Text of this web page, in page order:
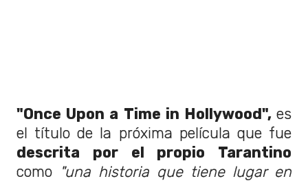
"Once Upon a Time in Hollywood", es
el título de la próxima película que fue
descrita por el propio Tarantino
como "una historia que tiene lugar en